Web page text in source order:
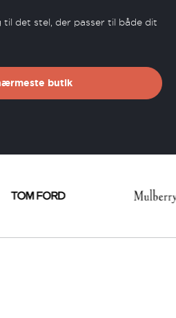
det stel, der passer til både dit
butik